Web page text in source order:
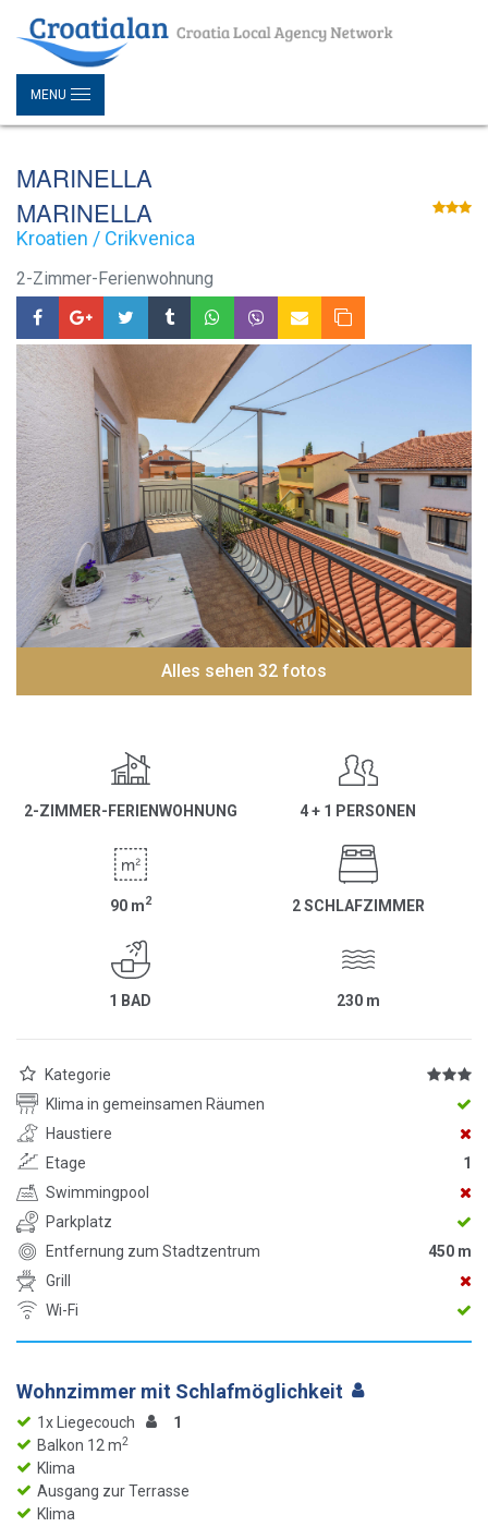
MENU
MARINELLA
MARINELLA
Kroatien / Crikvenica
2-Zimmer-Ferienwohnung
Alles sehen 32 fotos
2-ZIMMER-FERIENWOHNUNG 4 + 1 PERSONEN
90 m2 2 SCHLAFZIMMER
1 BAD 230 m
Kategorie
Klima in gemeinsamen Räumen
Haustiere
Etage
1
Swimmingpool
Parkplatz
Entfernung zum Stadtzentrum
450 m
Grill
Wi-Fi
Wohnzimmer mit Schlafmöglichkeit
1x Liegecouch
1
Balkon 12 m2
Klima
Ausgang zur Terrasse
Klima